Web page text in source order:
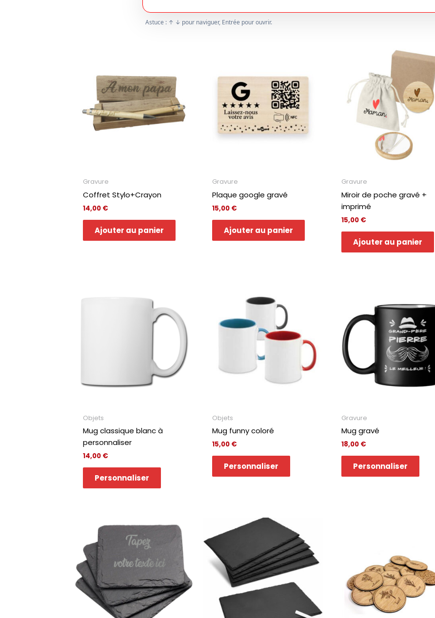
Astuce : ↑ ↓ pour naviguer, Entrée pour ouvrir.
Gravure
Coffret Stylo+Crayon
14,00 €
Ajouter au panier
Gravure
Plaque google gravé
15,00 €
Ajouter au panier
Gravure
Miroir de poche gravé +
imprimé
15,00 €
Ajouter au panier
Objets
Mug classique blanc à
personnaliser
14,00 €
Personnaliser
Objets
Mug funny coloré
15,00 €
Personnaliser
Gravure
Mug gravé
18,00 €
Personnaliser